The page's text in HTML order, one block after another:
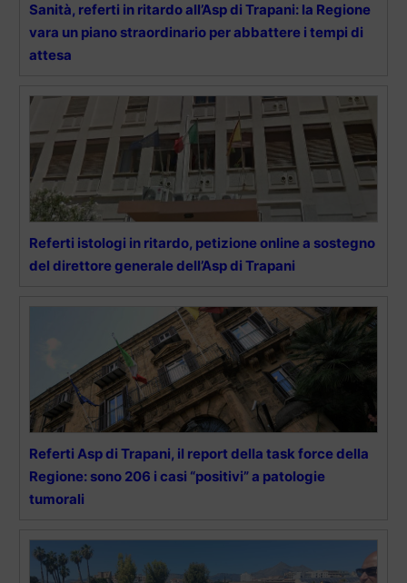
Sanità, referti in ritardo all’Asp di Trapani: la Regione
vara un piano straordinario per abbattere i tempi di
attesa
Referti istologi in ritardo, petizione online a sostegno
del direttore generale dell’Asp di Trapani
Referti Asp di Trapani, il report della task force della
Regione: sono 206 i casi “positivi” a patologie
tumorali